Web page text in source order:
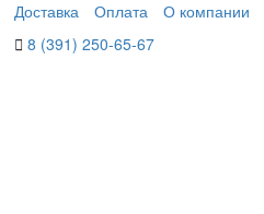
Доставка Оплата О компании
8 (391) 250-65-67